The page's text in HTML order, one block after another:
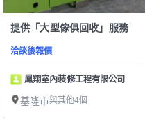
提供「大型傢俱回收」服務
洽談後報價
鳳翔室內裝修工程有限公司
基隆市與其他4個